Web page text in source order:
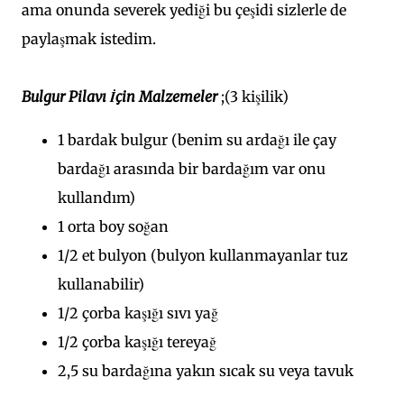
ama onunda severek yediği bu çeşidi sizlerle de
paylaşmak istedim.
Bulgur Pilavı İçin Malzemeler;(3 kişilik)
1 bardak bulgur (benim su ardağı ile çay
bardağı arasında bir bardağım var onu
kullandım)
1 orta boy soğan
1/2 et bulyon (bulyon kullanmayanlar tuz
kullanabilir)
1/2 çorba kaşığı sıvı yağ
1/2 çorba kaşığı tereyağ
2,5 su bardağına yakın sıcak su veya tavuk